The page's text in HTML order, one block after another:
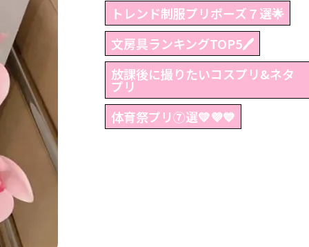
トレンド制服プリポーズ７選🌟
文房具ランキングTOP5🖊
放課後に撮りたいコスプリ&ネタ
プリ
体育祭プリ⑦選💛💜💙